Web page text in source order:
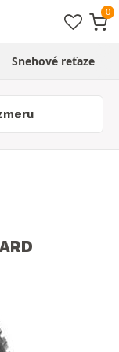
Snehové reťaze